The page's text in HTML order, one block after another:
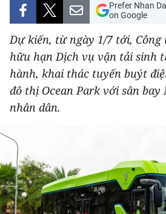
VĂN HÓA
XÃ HỘI
PHÁP LUẬT
DU LỊCH
THỂ THAO
GIÁO DỤC
Prefer Nhan
on Google
Dự kiến, từ ngày 1/7 tới,
hữu hạn Dịch vụ vận tải sinh
hành, khai thác tuyến buýt
đô thị Ocean Park với sân bay
nhân dân.